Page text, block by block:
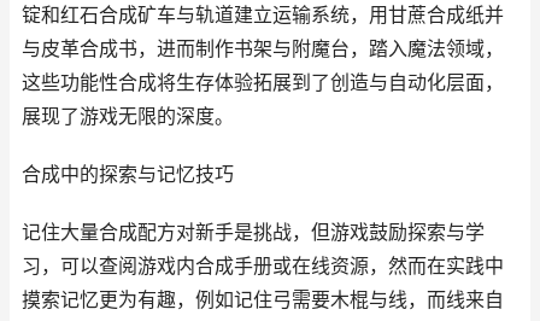
锭和红石合成矿车与轨道建立运输系统，用甘蔗合成纸并
与皮革合成书，进而制作书架与附魔台，踏入魔法领域，
这些功能性合成将生存体验拓展到了创造与自动化层面，
展现了游戏无限的深度。
合成中的探索与记忆技巧
记住大量合成配方对新手是挑战，但游戏鼓励探索与学
习，可以查阅游戏内合成手册或在线资源，然而在实践中
摸索记忆更为有趣，例如记住弓需要木棍与线，而线来自